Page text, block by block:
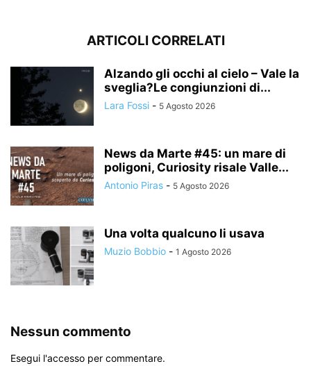
ARTICOLI CORRELATI
Alzando gli occhi al cielo – Vale la
sveglia?Le congiunzioni di...
Lara Fossi - 5 Agosto 2026
News da Marte #45: un mare di
poligoni, Curiosity risale Valle...
Antonio Piras - 5 Agosto 2026
Una volta qualcuno li usava
Muzio Bobbio - 1 Agosto 2026
Nessun commento
Esegui l'accesso per commentare.